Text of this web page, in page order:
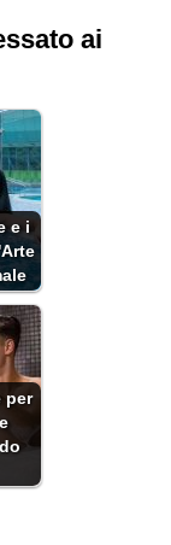
ai
e i
per